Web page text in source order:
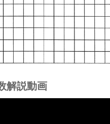
解説動画